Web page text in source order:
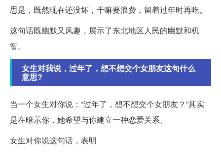
思是，既然现在还没坏，干嘛要浪费，留着过年时再吃。
这句话既幽默又风趣，展示了东北地区人民的幽默和机
智。
女生对我说，过年了，想不想交个女朋友这句什么
意思?
当一个女生对你说：“过年了，想不想交个女朋友？”其实
是在暗示你，她希望与你建立一种恋爱关系。
女生对你说这句话，表明